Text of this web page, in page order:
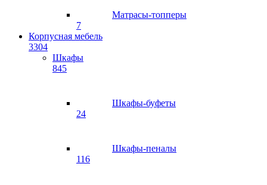
Матрасы-топперы
7
Корпусная мебель
3304
Шкафы
845
Шкафы-буфеты
24
Шкафы-пеналы
116